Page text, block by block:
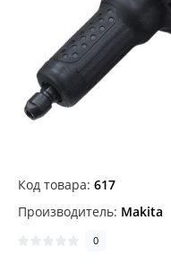
Код товара: 617
Производитель: Makita
0